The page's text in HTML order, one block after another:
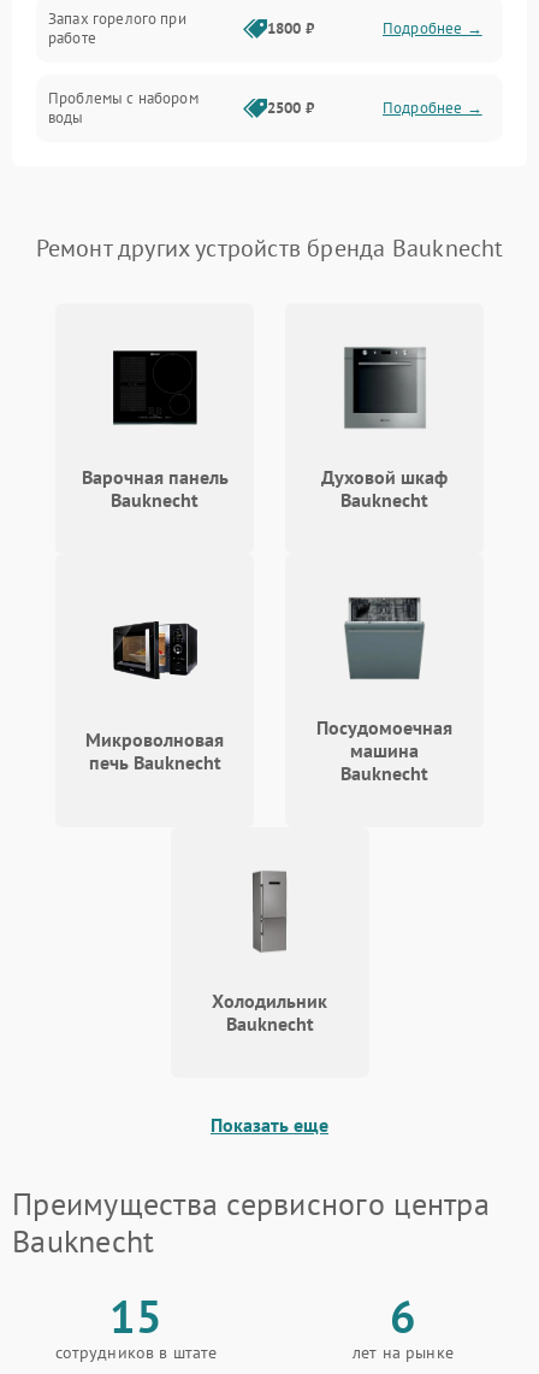
Запах горелого при
работе
1800 ₽ Подробнее →
Проблемы с набором
воды
2500 ₽ Подробнее →
Замена платы управления 2200 ₽ Подробнее →
Ремонт других устройств бренда Bauknecht
Варочная панель
Bauknecht
Духовой шкаф
Bauknecht
Микроволновая
печь Bauknecht
Посудомоечная
машина
Bauknecht
Холодильник
Bauknecht
Показать еще
Преимущества сервисного центра
Bauknecht
15
сотрудников в штате
6
лет на рынке